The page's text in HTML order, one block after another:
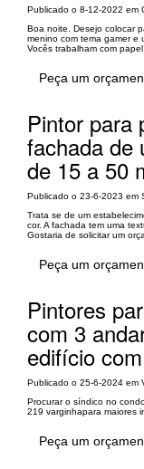
Publicado o 8-12-2022 em
Boa noite. Desejo colocar
menino com tema gamer e
Vocês trabalham com
Peça um
Pintor para
fachada de
de 15 a 50
Publicado o 23-6-2023 em
Trata se de um
cor. A fachada tem uma
Gostaria de solicitar um
Peça um
Pintores
com 3
edifício
Publicado o 25-6-2024 em
Procurar o síndico no
219 varginhapara maiores
Peça um